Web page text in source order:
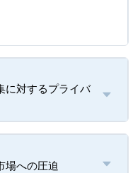
に対するプライバ
場への圧迫